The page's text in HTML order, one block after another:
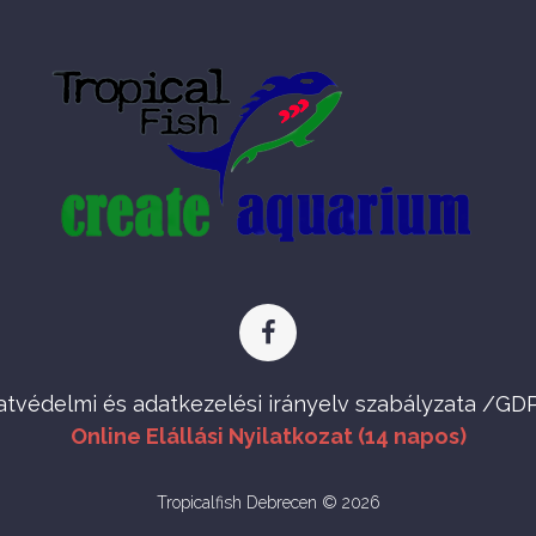
és adatkezelési irányelv szabályzata /
Online Elállási Nyilatkozat (14 napos)
Tropicalfish Debrecen © 2026